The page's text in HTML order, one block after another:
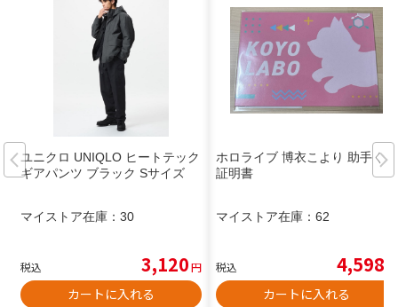
ユニクロ UNIQLO ヒートテック
ギアパンツ ブラック Sサイズ
マイストア在庫： 30
税込 3,120円
カートに入れる
ホロライブ 博衣こより 助手くん
証明書
マイストア在庫： 62
税込 4,598
カートに入れる